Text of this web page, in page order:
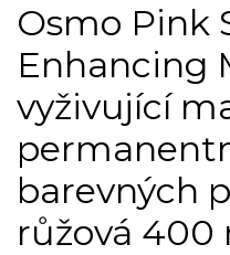
Osmo Pink
Enhancing
vyživující
barevných
růžová 400